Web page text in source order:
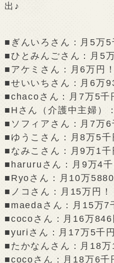
出♪
■ぎんいろさん：月5万5
■ひとみんごさん：月5
■アケミさん：月6万円！
■せいいちさん：月6万
■chacoさん：月7万5千
■Hさん（介護中主婦）
■ソフィアさん：月7万6
■ゆうこさん：月8万5千
■なみこさん：月9万1千
■haruruさん：月9万4千
■Ryoさん：月10万5880
■ノコさん：月15万円！
■maedaさん：月15万7
■cocoさん：月16万846
■yuriさん：月17万5千円
■たかなんさん：月18万
■cocoさん：月18万6千